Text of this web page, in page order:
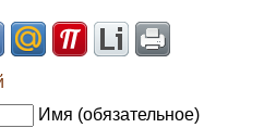
Имя (обязательное)